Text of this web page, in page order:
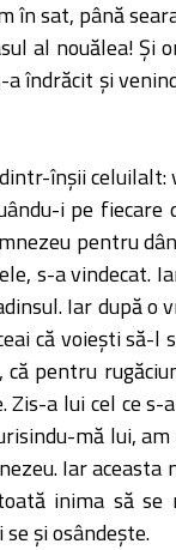
în sat, până
al nouălea! Şi
îndrăcit şi
înşii celuilalt:
i pe
pentru
s-a vindecat.
Iar după
că voieşti să-
pentru
a lui cel ce
mă lui,
Iar
inima să se
şi osândeşte.